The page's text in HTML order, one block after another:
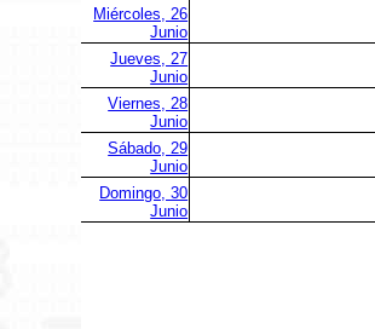
Miércoles, 26
Junio
Jueves, 27
Junio
Viernes, 28
Junio
Sábado, 29
Junio
Domingo, 30
Junio